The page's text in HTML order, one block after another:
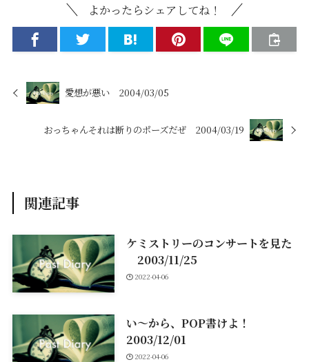
よかったらシェアしてね！
愛想が悪い 2004/03/05
おっちゃんそれは断りのポーズだぜ 2004/03/19
関連記事
ケミストリーのコンサートを見た
2003/11/25
2022-04-06
い～から、POP書けよ！
2003/12/01
2022-04-06